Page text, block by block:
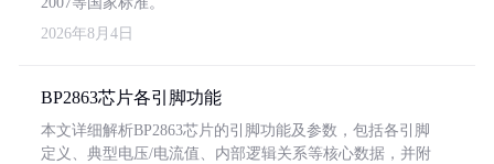
2026年8月4日
BP2863芯片各引脚功能
本文详细解析BP2863芯片的引脚功能及参数，包括各引脚
定义、典型电压/电流值、内部逻辑关系等核心数据，并附